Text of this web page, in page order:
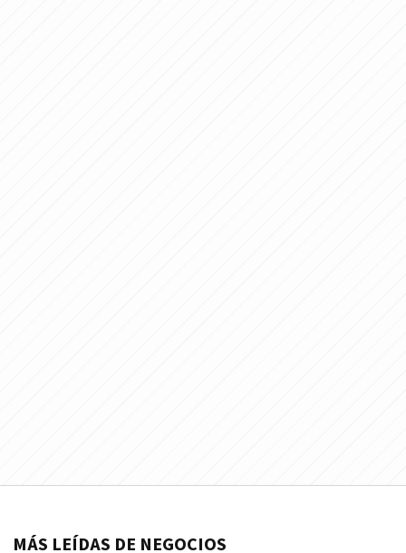
MÁS LEÍDAS DE NEGOCIOS